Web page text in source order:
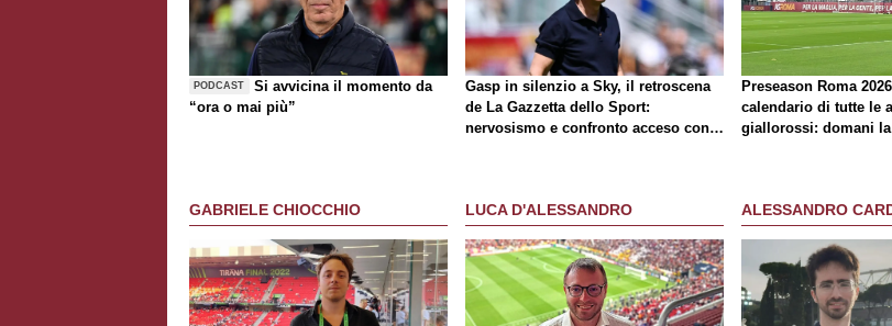
PODCAST
Si avvicina il momento da
“ora o mai più”
Gasp in silenzio a Sky, il retroscena
de La Gazzetta dello Sport:
nervosismo e confronto acceso con
Preseason Roma
calendario di tutte le
giallorossi: domani
GABRIELE CHIOCCHIO LUCA D'ALESSANDRO ALESSANDRO